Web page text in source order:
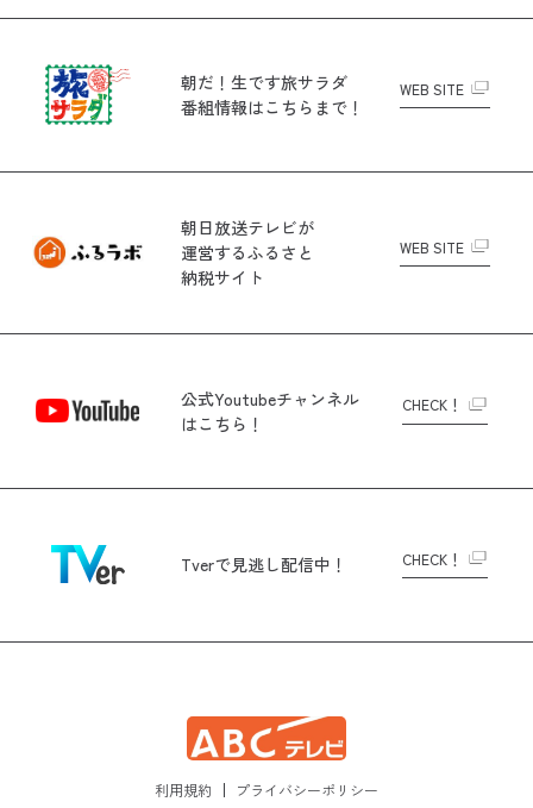
朝だ！生です旅サラダ
番組情報はこちらまで！
WEB SITE
朝日放送テレビが
運営するふるさと
納税サイト
WEB SITE
公式Youtubeチャンネル
はこちら！
CHECK！
Tverで見逃し配信中！ CHECK！
利用規約
プライバシーポリシー